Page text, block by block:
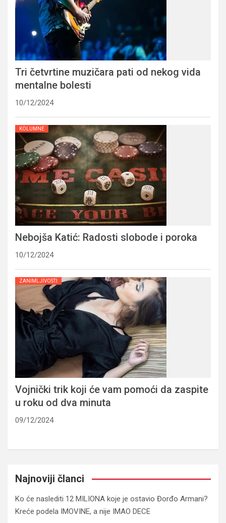
Tri četvrtine muzičara pati od nekog vida
mentalne bolesti
10/12/2024
KOLUMNE
Nebojša Katić: Radosti slobode i poroka
10/12/2024
ZANIMLJIVOSTI
Vojnički trik koji će vam pomoći da zaspite
u roku od dva minuta
09/12/2024
Najnoviji članci
Ko će naslediti 12 MILIONA koje je ostavio Đorđo Armani?
Kreće podela IMOVINE, a nije IMAO DECE